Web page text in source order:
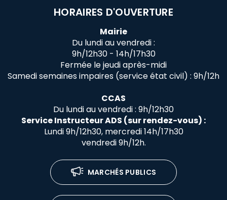
HORAIRES D'OUVERTURE
Mairie
Du lundi au vendredi :
9h/12h30 - 14h/17h30
Fermée le jeudi après-midi
Samedi semaines impaires (service état civil) : 9h/12h
CCAS
Du lundi au vendredi : 9h/12h30
Service Instructeur ADS (sur rendez-vous) :
Lundi 9h/12h30, mercredi 14h/17h30
vendredi 9h/12h.
MARCHÉS PUBLICS